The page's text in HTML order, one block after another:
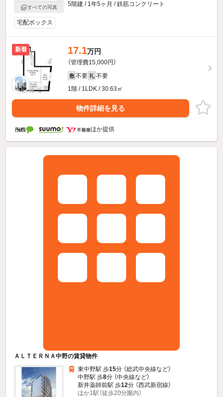
すべての写真
5階建 / 1年5ヶ月 / 鉄筋コンクリート
宅配ボックス
新着 17.1万円
（管理費15,000円）
敷 不要 礼 不要
1階 / 1LDK / 30.63㎡
物件詳細を見る
ほか提供
ＡＬＴＥＲＮＡ中野の賃貸物件
東中野駅 歩15分 （総武中央線など）
中野駅 歩8分 （中央線など）
新井薬師前駅 歩12分 （西武新宿線）
ほか1駅（徒歩20分圏内）